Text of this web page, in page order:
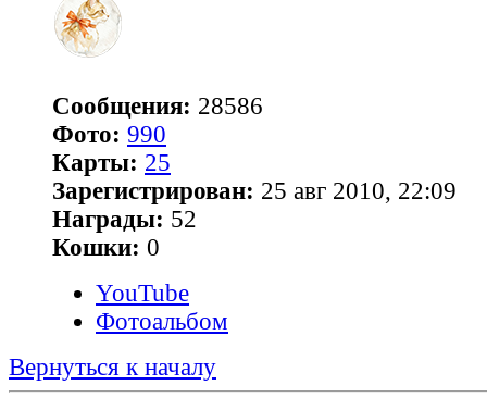
Сообщения: 28586
Фото: 990
Карты: 25
Зарегистрирован: 25 авг 2010, 22:09
Награды: 52
Кошки: 0
YouTube
Фотоальбом
Вернуться к началу